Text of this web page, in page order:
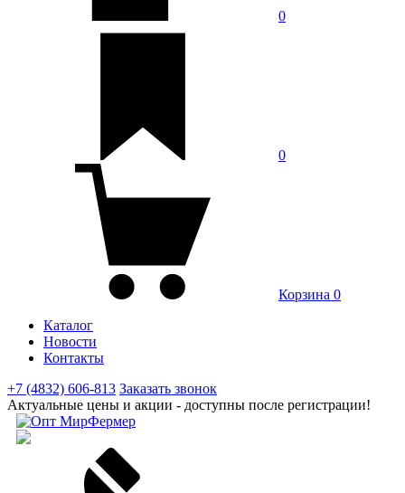
0
0
Корзина 0
Каталог
Новости
Контакты
+7 (4832) 606-813 Заказать звонок
Актуальные цены и акции - доступны после регистрации!